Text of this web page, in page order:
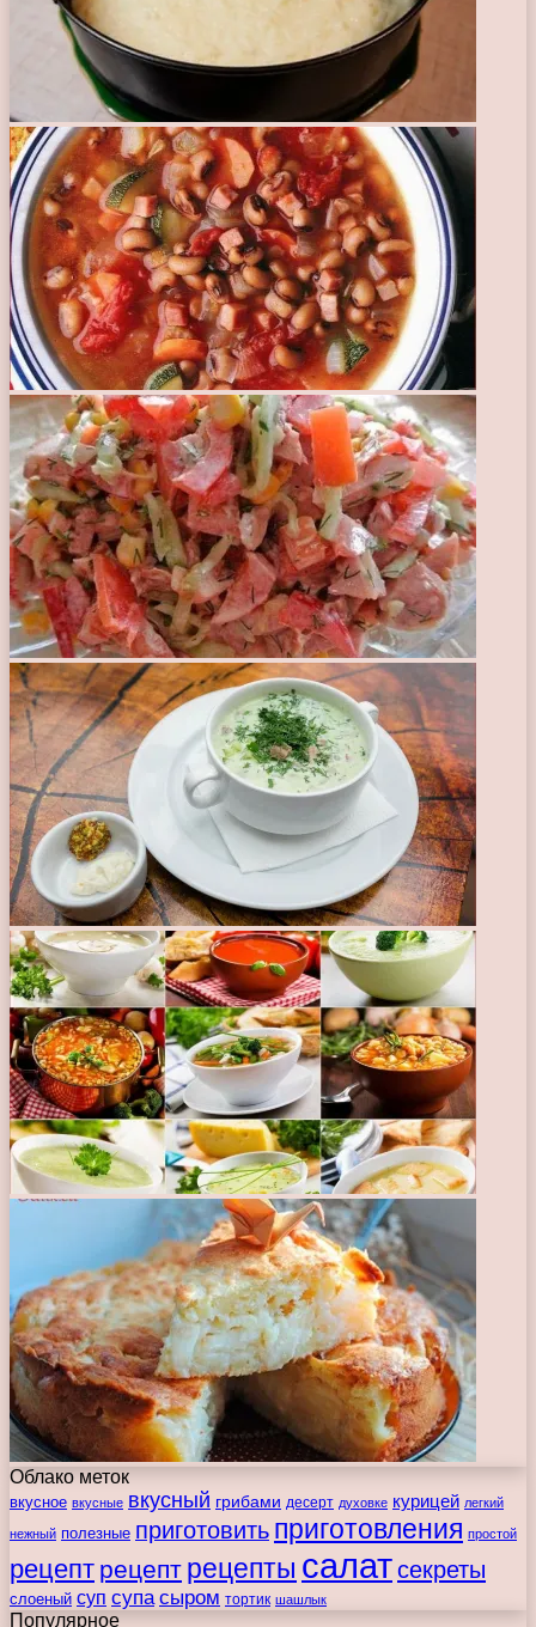
Облако меток
вкусное вкусные вкусный грибами десерт духовке курицей легкий
нежный полезные приготовить приготовления простой
рецепт рецепт рецепты салатсекреты
слоеный суп супа сыром тортик шашлык
Популярное